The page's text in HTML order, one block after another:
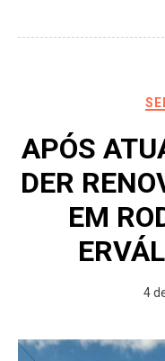
APÓS
DER
EM
4